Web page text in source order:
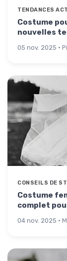
TENDANCES
Costume
nouvelles
05 nov. 2025 ·
CONSEILS DE
Costume
complet
04 nov. 2025 ·